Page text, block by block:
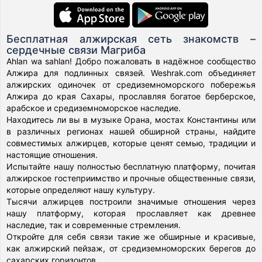
Бесплатная алжирская сеть знакомств –
сердечные связи Магриба
Ahlan wa sahlan! Добро пожаловать в надёжное сообщество
Алжира для подлинных связей. Weshrak.com объединяет
алжирских одиночек от средиземноморского побережья
Алжира до края Сахары, прославляя богатое берберское,
арабское и средиземноморское наследие.
Находитесь ли вы в музыке Орана, мостах Константины или
в различных регионах нашей обширной страны, найдите
совместимых алжирцев, которые ценят семью, традиции и
настоящие отношения.
Испытайте нашу полностью бесплатную платформу, почитая
алжирское гостеприимство и прочные общественные связи,
которые определяют нашу культуру.
Тысячи алжирцев построили значимые отношения через
нашу платформу, которая прославляет как древнее
наследие, так и современные стремления.
Откройте для себя связи такие же обширные и красивые,
как алжирский пейзаж, от средиземноморских берегов до
сахарских горизонтов.